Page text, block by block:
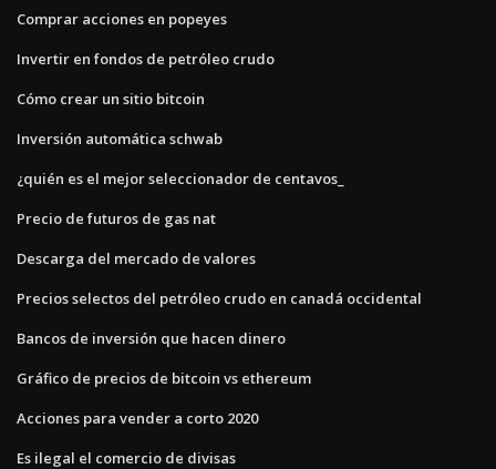
Comprar acciones en popeyes
Invertir en fondos de petróleo crudo
Cómo crear un sitio bitcoin
Inversión automática schwab
¿quién es el mejor seleccionador de centavos_
Precio de futuros de gas nat
Descarga del mercado de valores
Precios selectos del petróleo crudo en canadá occidental
Bancos de inversión que hacen dinero
Gráfico de precios de bitcoin vs ethereum
Acciones para vender a corto 2020
Es ilegal el comercio de divisas